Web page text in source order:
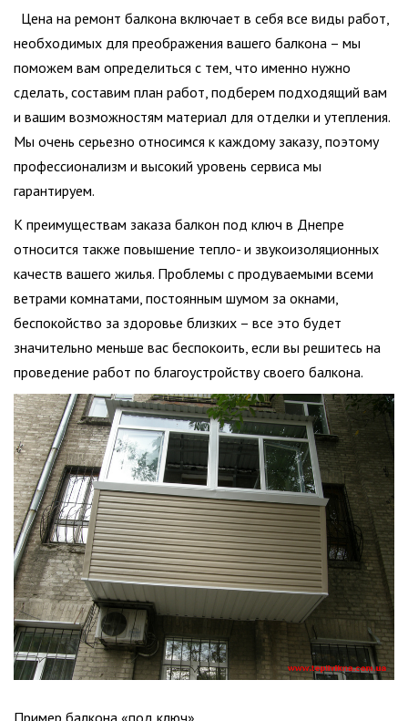
Цена на ремонт балкона включает в себя все виды работ,
необходимых для преображения вашего балкона – мы
поможем вам определиться с тем, что именно нужно
сделать, составим план работ, подберем подходящий вам
и вашим возможностям материал для отделки и утепления.
Мы очень серьезно относимся к каждому заказу, поэтому
профессионализм и высокий уровень сервиса мы
гарантируем.
К преимуществам заказа балкон под ключ в Днепре
относится также повышение тепло- и звукоизоляционных
качеств вашего жилья. Проблемы с продуваемыми всеми
ветрами комнатами, постоянным шумом за окнами,
беспокойство за здоровье близких – все это будет
значительно меньше вас беспокоить, если вы решитесь на
проведение работ по благоустройству своего балкона.